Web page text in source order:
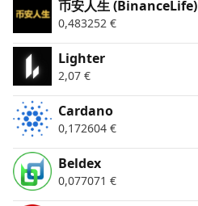
币安人生 (BinanceLife)
0,483252 €
Lighter
2,07 €
Cardano
0,172604 €
Beldex
0,077071 €